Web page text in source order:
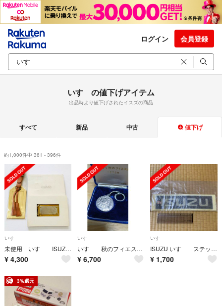
ログイン 会員登録
いすゞの値下げアイテム
出品時より値下げされたイスズの商品
すべて 新品 中古 値下げ
約1,000件中 361 - 396件
いすゞ
未使用 いすゞ ISUZU ネームプレート キーホルダー ピアッツァネロ
¥ 4,300
いすゞ
いすゞ 秋のフィエスタ 純銀製キーホルダー
¥ 6,700
いすゞ
ISUZU いすゞ ステッカー トラック いすず
¥ 1,700
3%還元